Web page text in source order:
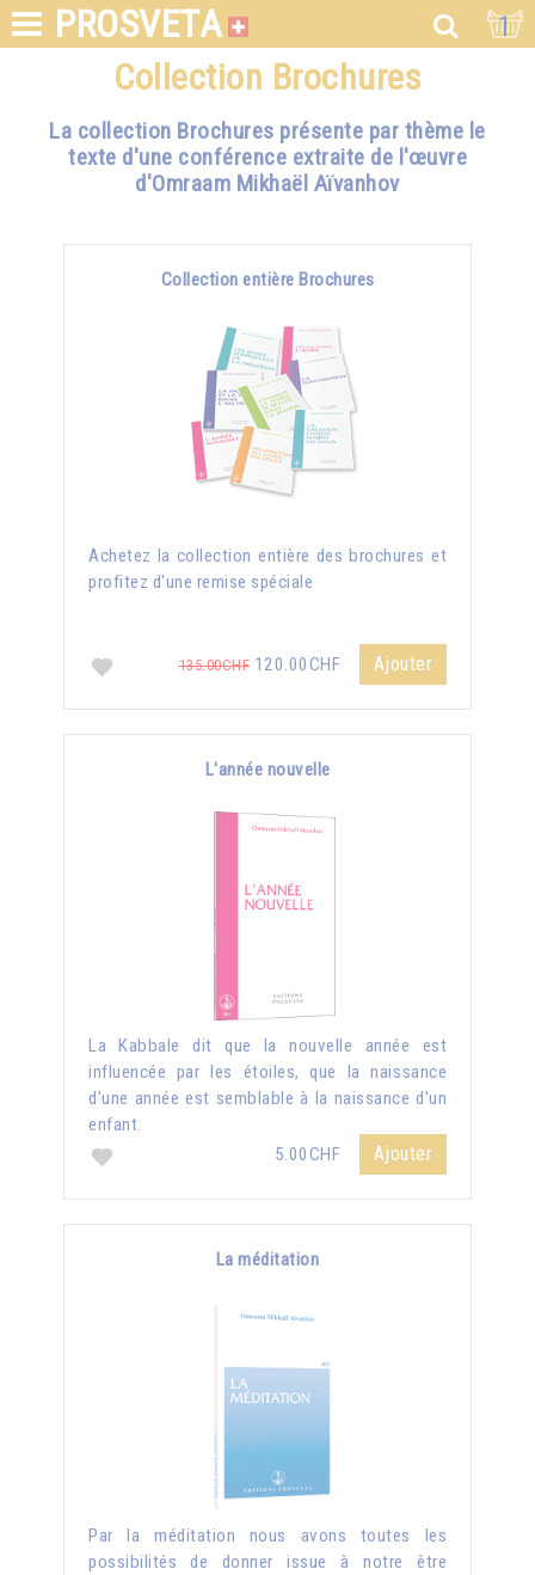
PROSVETA 1
Collection Brochures
La collection Brochures présente par thème le
texte d'une conférence extraite de l'œuvre
d'Omraam Mikhaël Aïvanhov
Collection entière Brochures
Achetez la collection entière des brochures et
profitez d'une remise spéciale
135.00CHF 120.00CHF Ajouter
L'année nouvelle
La Kabbale dit que la nouvelle année est
influencée par les étoiles, que la naissance
d'une année est semblable à la naissance d'un
enfant.
5.00CHF
Ajouter
La méditation
Par la méditation nous avons toutes les
possibilités de donner issue à notre être